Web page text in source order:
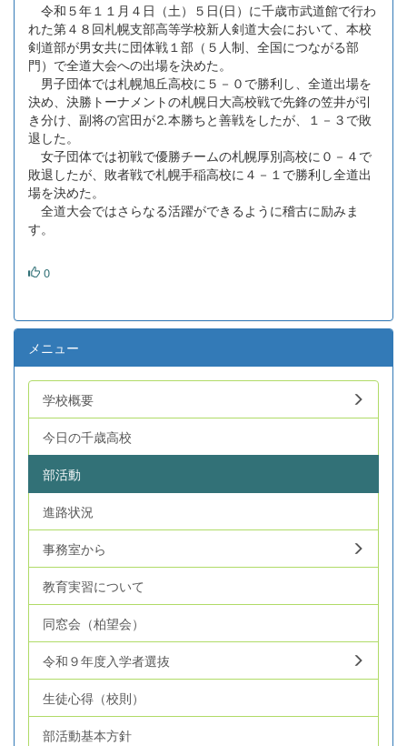
令和５年１１月４日（土）５日(日）に千歳市武道館で行わ
れた第４８回札幌支部高等学校新人剣道大会において、本校
剣道部が男女共に団体戦１部（５人制、全国につながる部
門）で全道大会への出場を決めた。
男子団体では札幌旭丘高校に５－０で勝利し、全道出場を
決め、決勝トーナメントの札幌日大高校戦で先鋒の笠井が引
き分け、副将の宮田が⒉本勝ちと善戦をしたが、１－３で敗
退した。
女子団体では初戦で優勝チームの札幌厚別高校に０－４で
敗退したが、敗者戦で札幌手稲高校に４－１で勝利し全道出
場を決めた。
全道大会ではさらなる活躍ができるように稽古に励みま
す。
0
メニュー
学校概要
今日の千歳高校
部活動
進路状況
事務室から
教育実習について
同窓会（柏望会）
令和９年度入学者選抜
生徒心得（校則）
部活動基本方針